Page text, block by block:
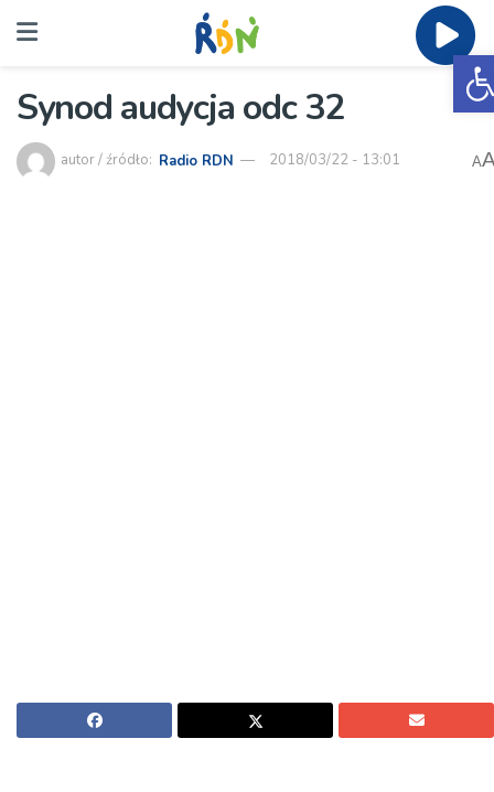
Synod audycja odc 32
autor / źródło: Radio RDN 2018/03/22 - 13:01 A